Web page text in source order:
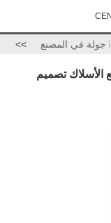
جولة في المصنع >>
الأسلاك تصميم